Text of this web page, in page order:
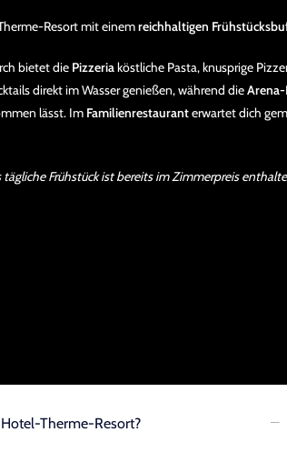
Resort mit einemreichhaltigen
bietet die Pizzeriaköstliche Pasta, knusprige
direkt im Wasser genießen, während die
lässt. Im Familienrestauranterwartet dich
Frühstück ist bereits im Zimmerpreis
Therme-Resort?